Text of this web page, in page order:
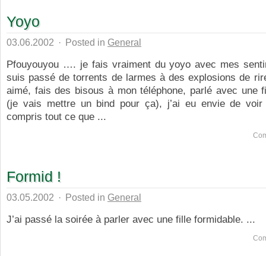
Yoyo
03.06.2002 · Posted in General
Pfouyouyou …. je fais vraiment du yoyo avec mes
suis passé de torrents de larmes à des explosions de
aimé, fais des bisous à mon téléphone, parlé avec une
(je vais mettre un bind pour ça), j’ai eu envie de voir
compris tout ce que ...
Formid !
03.05.2002 · Posted in General
J’ai passé la soirée à parler avec une fille formidable. ...